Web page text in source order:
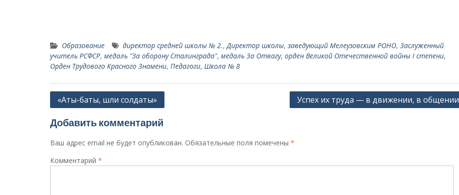
Образование ди­ректор средней школы № 2.,Директор школы, заведующий Мелеузовским РОНО, Заслужен­ный
учитель РСФСР, медаль "За оборону Сталинграда", медаль За Отвагу, орден Великой Отече­ственной войны I степени,
Орден Трудового Красного Знамени, Педагоги, Школа № 8
Навигация
записям
«Аты-баты, шли солдаты» Успех их труда — в движении, в общении
Добавить комментарий
Ваш адрес email не будет опубликован. Обязательные поля помечены *
Комментарий *